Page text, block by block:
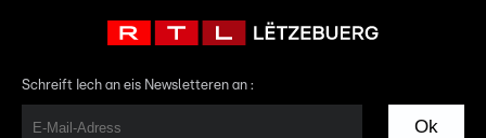
Schreift Iech an eis Newsletteren an :
Ok